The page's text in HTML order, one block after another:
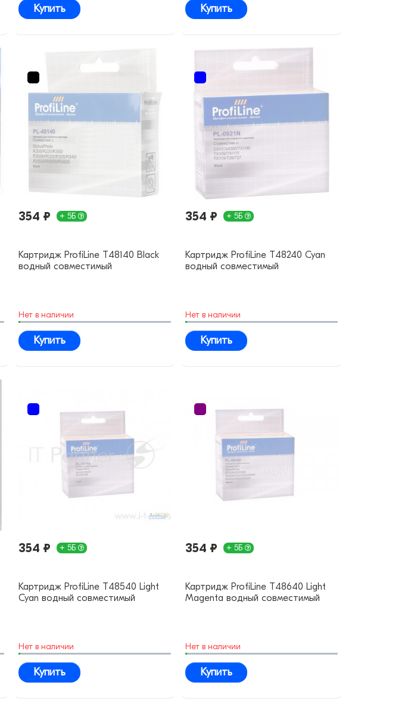
Купить Купить
354 ₽ + 5Б
Картридж ProfiLine T48140 Black
водный совместимый
Нет в наличии
Купить
354 ₽ + 5Б
Картридж ProfiLine T48240 Cyan
водный совместимый
Нет в наличии
Купить
354 ₽ + 5Б
Картридж ProfiLine T48540 Light
Cyan водный совместимый
Нет в наличии
Купить
354 ₽ + 5Б
Картридж ProfiLine T48640 Light
Magenta водный совместимый
Нет в наличии
Купить